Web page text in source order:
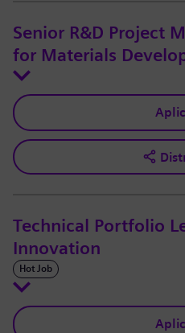
Senior R&D Project
for Materials
Technical Portfolio
Innovation
Hot Job